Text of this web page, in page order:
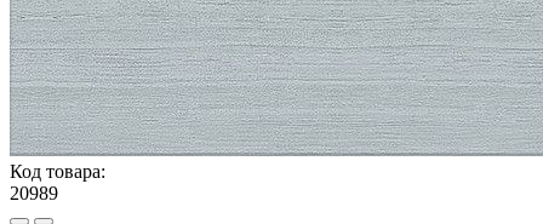
Код товара:
20989